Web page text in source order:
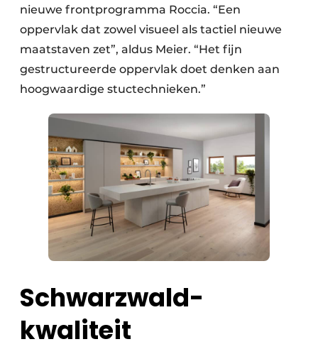
nieuwe frontprogramma Roccia. “Een
oppervlak dat zowel visueel als tactiel nieuwe
maatstaven zet”, aldus Meier. “Het fijn
gestructureerde oppervlak doet denken aan
hoogwaardige stuctechnieken.”
Schwarzwald-
kwaliteit